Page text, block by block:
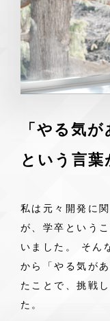
「やる気
という言
私は元々開発に
が、学卒という
いました。 そん
から「やる気が
たことで、挑戦
た。